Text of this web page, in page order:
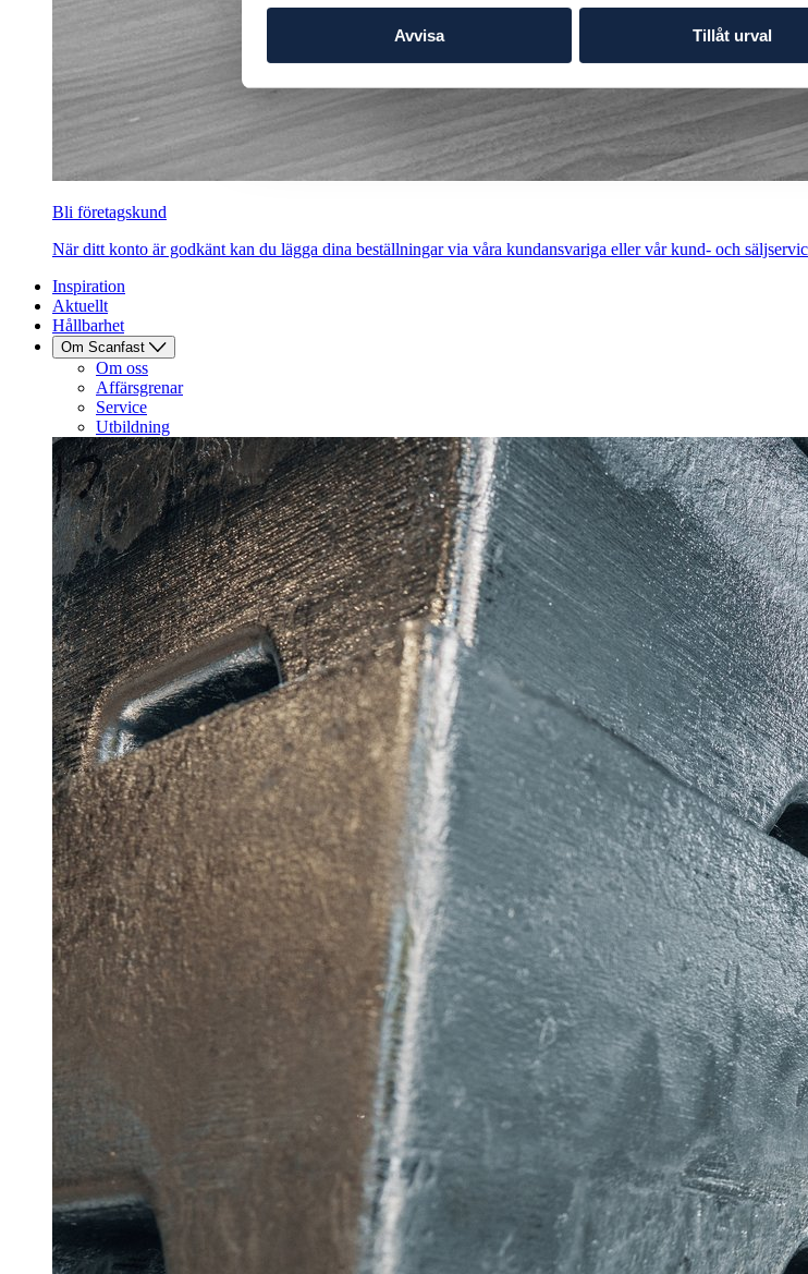
Avvisa Tillåt urval
Bli företagskund
När ditt konto är godkänt kan du lägga dina beställningar via våra kundansvariga eller vår kund- och
Inspiration
Aktuellt
Hållbarhet
Om Scanfast
Om oss
Affärsgrenar
Service
Utbildning